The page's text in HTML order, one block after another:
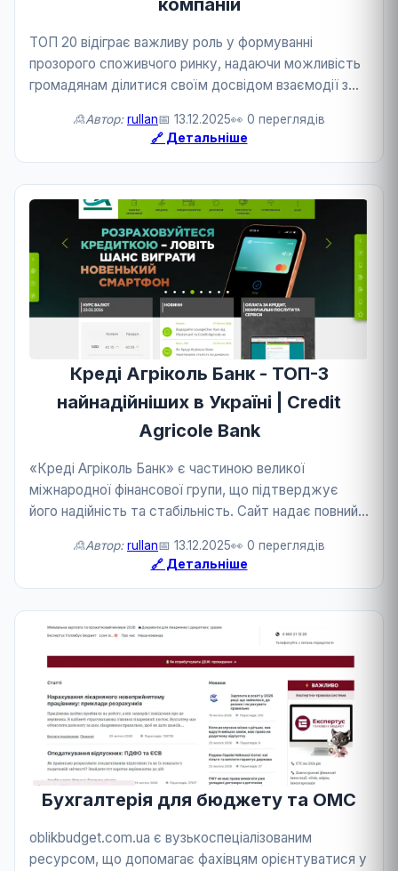
компаній
ТОП 20 відіграє важливу роль у формуванні
прозорого споживчого ринку, надаючи можливість
громадянам ділитися своїм досвідом взаємодії з
обслуговування. Сайт містить зручний пошук та
🙎Автор: rullan📅 13.12.2025👀 0 переглядів
🔗 Детальніше
Креді Агріколь Банк - ТОП-3
найнадійніших в Україні | Credit
Agricole Bank
«Креді Агріколь Банк» є частиною великої
міжнародної фінансової групи, що підтверджує
його надійність та стабільність. Сайт надає повний
та інших фінансових послуг. Ресурс містить
🙎Автор: rullan📅 13.12.2025👀 0 переглядів
🔗 Детальніше
Бухгалтерія для бюджету та ОМС
oblikbudget.com.ua є вузькоспеціалізованим
ресурсом, що допомагає фахівцям орієнтуватися у